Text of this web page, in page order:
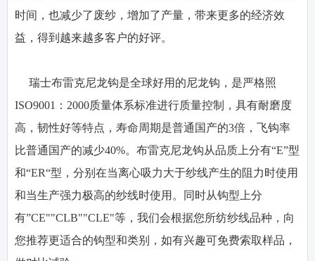
时间，也减少了废纱，增加了产量，带来更多的经济效
益，得到越来越多客户的好评。
瑞士布雷克尼龙钩是全球好用的尼龙钩，是严格照
ISO9001：2000质量体系标准进行质量控制，具有耐磨度
高，韧性好等特点，寿命周期是普通国产的3倍，飞钩率
比普通国产的减少40%。布雷克尼龙钩从品质上分有“E”型
和“ER“型，分别在当离心吸力大于纱线产生的阻力时使用
和当生产强力极高的纱线时使用。同时从钩型上分
有”CE""CLB""CLE"等，我们会根据您所纺纱线品种，向
您推荐更适合的钩型和类别，如有兴趣可免费索取样品，